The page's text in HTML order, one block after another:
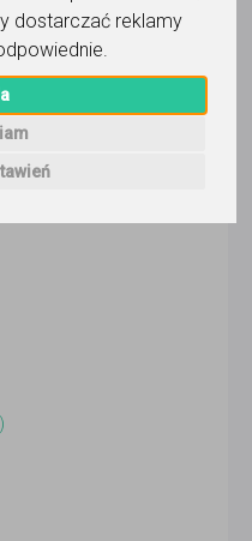
dostarczać reklamy
.